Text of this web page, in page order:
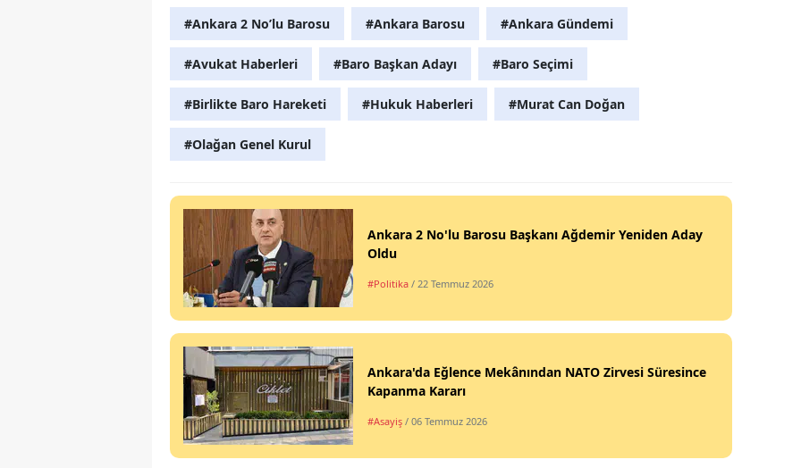
#Ankara 2 No’lu Barosu #Ankara Barosu #Ankara Gündemi
#Avukat Haberleri #Baro Başkan Adayı #Baro Seçimi
#Birlikte Baro Hareketi #Hukuk Haberleri #Murat Can Doğan
#Olağan Genel Kurul
Ankara 2 No'lu Barosu Başkanı Ağdemir Yeniden Aday
Oldu
#Politika / 22 Temmuz 2026
Ankara'da Eğlence Mekânından NATO Zirvesi Süresince
Kapanma Kararı
#Asayiş / 06 Temmuz 2026